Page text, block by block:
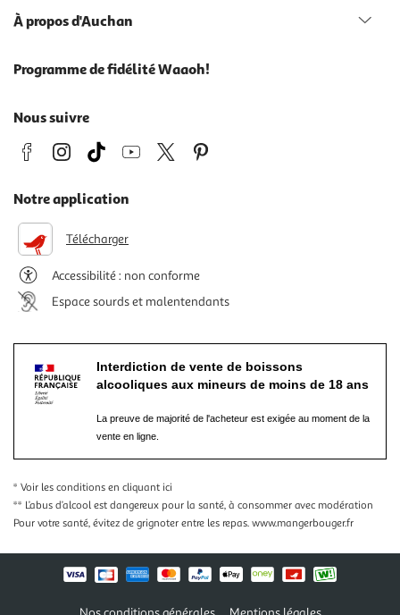
À propos d'Auchan
Programme de fidélité Waaoh!
Nous suivre
Notre application
Télécharger
Accessibilité : non conforme
Espace sourds et malentendants
Interdiction de vente de boissons
alcooliques aux mineurs de moins de 18 ans
La preuve de majorité de l'acheteur est exigée au moment de la
vente en ligne.
* Voir les conditions en cliquant ici
** L’abus d’alcool est dangereux pour la santé, à consommer avec modération
Pour votre santé, évitez de grignoter entre les repas. www.mangerbouger.fr